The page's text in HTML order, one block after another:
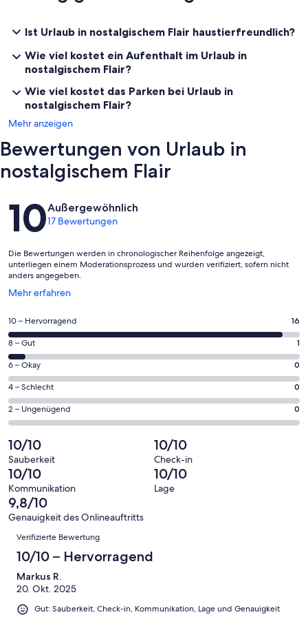
Ist Urlaub in nostalgischem Flair haustierfreundlich?
Wie viel kostet ein Aufenthalt im Urlaub in
nostalgischem Flair?
Wie viel kostet das Parken bei Urlaub in
nostalgischem Flair?
Mehr anzeigen
Bewertungen von Urlaub in
nostalgischem Flair
Bewertungen
10Außergewöhnlich
17 Bewertungen
Die Bewertungen werden in chronologischer Reihenfolge angezeigt,
unterliegen einem Moderationsprozess und wurden verifiziert, sofern nicht
anders angegeben.
Mehr erfahren
Wird
einem
neuen
Fenster
geöffnet
16
von
insgesamt
17
Gästebewertungen
haben
eine
Bewertung
von
10
-
Hervorragend
10 – Hervorragend 16
1
von
insgesamt
17
Gästebewertungen
haben
Bewertung
von
8
-
Gut
8 – Gut 1
0
von
insgesamt
17
Gästebewertungen
haben
eine
Bewertung
von
6
-
Okay
6 – Okay 0
0
von
insgesamt
Gästebewertungen
haben
eine
Bewertung
von
4
Schlecht
4 – Schlecht 0
0
von
insgesamt
17
Gästebewertungen
haben
eine
Bewertung
Ungenügend
2 – Ungenügend 0
10/10
Sauberkeit
10/10
Check-in
10/10
Kommunikation
10/10
Lage
9,8/10
Genauigkeit des Onlineauftritts
Bewertungen
Verifizierte Bewertung
10/10 – Hervorragend
Markus R.
20. Okt. 2025
Gut: Sauberkeit, Check-in, Kommunikation, Lage und Genauigkeit